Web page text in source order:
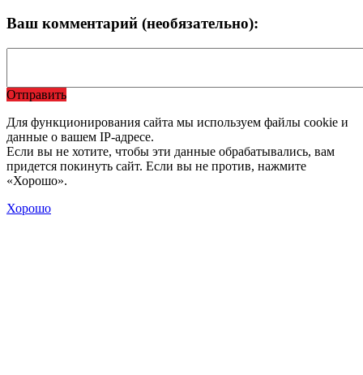
Ваш комментарий (необязательно):
Отправить
Для функционирования сайта мы используем файлы cookie и
данные о вашем IP-адресе.
Если вы не хотите, чтобы эти данные обрабатывались, вам
придется покинуть сайт. Если вы не против, нажмите
«Хорошо».
Хорошо